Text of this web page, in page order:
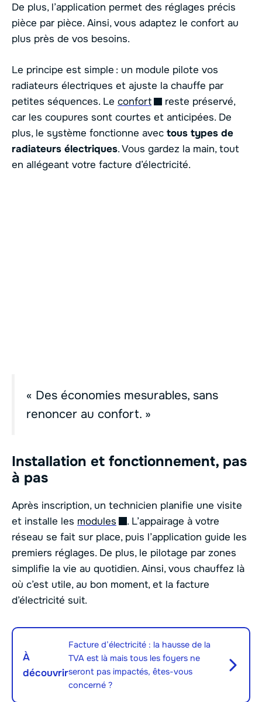
De plus, l’application permet des réglages précis
pièce par pièce. Ainsi, vous adaptez le confort au
plus près de vos besoins.
Le principe est simple : un module pilote vos
radiateurs électriques et ajuste la chauffe par
petites séquences. Le confort
reste préservé,
car les coupures sont courtes et anticipées. De
plus, le système fonctionne avec tous types de
radiateurs électriques. Vous gardez la main, tout
en allégeant votre facture d’électricité.
« Des économies mesurables, sans
renoncer au confort. »
Installation et fonctionnement, pas
à pas
Après inscription, un technicien planifie une visite
et installe les modules
. L’appairage à votre
réseau se fait sur place, puis l’application guide les
premiers réglages. De plus, le pilotage par zones
simplifie la vie au quotidien. Ainsi, vous chauffez là
où c’est utile, au bon moment, et la facture
d’électricité suit.
À
découvrir
Facture d’électricité : la hausse de la
TVA est là mais tous les foyers ne
seront pas impactés, êtes-vous
concerné ?